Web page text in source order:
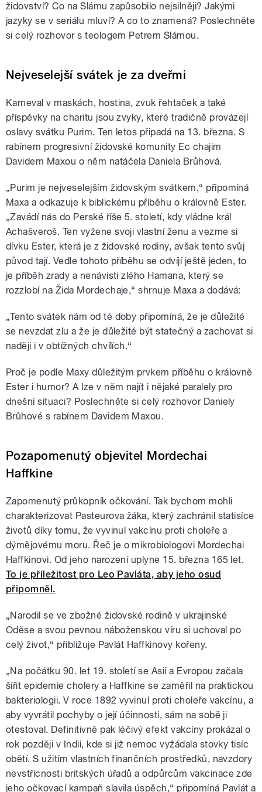
židovství? Co na Slámu zapůsobilo nejsilněji? Jakými
jazyky se v seriálu mluví? A co to znamená? Poslechněte
si celý rozhovor s teologem Petrem Slámou.
Nejveselejší svátek je za dveřmi
Karneval v maskách, hostina, zvuk řehtaček a také
příspěvky na charitu jsou zvyky, které tradičně provázejí
oslavy svátku Purim. Ten letos připadá na 13. března. S
rabínem progresivní židovské komunity Ec chajim
Davidem Maxou o něm natáčela Daniela Brůhová.
„Purim je nejveselejším židovským svátkem,“ připomíná
Maxa a odkazuje k biblickému příběhu o královně Ester.
„Zavádí nás do Perské říše 5. století, kdy vládne král
Achašveroš. Ten vyžene svoji vlastní ženu a vezme si
dívku Ester, která je z židovské rodiny, avšak tento svůj
původ tají. Vedle tohoto příběhu se odvíjí ještě jeden, to
je příběh zrady a nenávisti zlého Hamana, který se
rozzlobí na Žida Mordechaje,“ shrnuje Maxa a dodává:
„Tento svátek nám od té doby připomíná, že je důležité
se nevzdat zlu a že je důležité být statečný a zachovat si
naději i v obtížných chvílích.“
Proč je podle Maxy důležitým prvkem příběhu o královně
Ester i humor? A lze v něm najít i nějaké paralely pro
dnešní situaci? Poslechněte si celý rozhovor Daniely
Brůhové s rabínem Davidem Maxou.
Pozapomenutý objevitel Mordechai
Haffkine
Zapomenutý průkopník očkování. Tak bychom mohli
charakterizovat Pasteurova žáka, který zachránil statisíce
životů díky tomu, že vyvinul vakcínu proti choleře a
dýmějovému moru. Řeč je o mikrobiologovi Mordechai
Haffkinovi. Od jeho narození uplyne 15. března 165 let.
To je příležitost pro Leo Pavláta, aby jeho osud
připomněl.
„Narodil se ve zbožné židovské rodině v ukrajinské
Oděse a svou pevnou náboženskou víru si uchoval po
celý život,“ přibližuje Pavlát Haffkinovy kořeny.
„Na počátku 90. let 19. století se Asií a Evropou začala
šířit epidemie cholery a Haffkine se zaměřil na praktickou
bakteriologii. V roce 1892 vyvinul proti choleře vakcínu, a
aby vyvrátil pochyby o její účinnosti, sám na sobě ji
otestoval. Definitivně pak léčivý efekt vakcíny prokázal o
rok později v Indii, kde si již nemoc vyžádala stovky tisíc
obětí. S užitím vlastních finančních prostředků, navzdory
nevstřícnosti britských úřadů a odpůrcům vakcinace zde
jeho očkovací kampaň slavila úspěch,“ připomíná Pavlát a